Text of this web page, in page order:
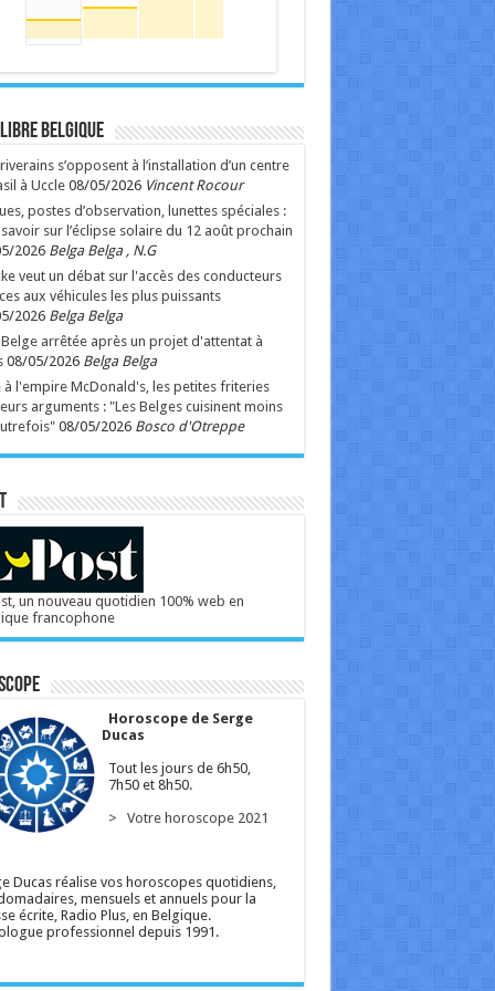
Belgique
s’opposent à l’installation d’un centre
à Uccle 08/05/2026 Vincent Rocour
postes d’observation, lunettes spéciales :
sur l’éclipse solaire du 12 août prochain
2026 Belga Belga , N.G
veut un débat sur l'accès des conducteurs
aux véhicules les plus puissants
2026 Belga Belga
arrêtée après un projet d'attentat à
08/05/2026 Belga Belga
à l'empire McDonald's, les petites friteries
arguments : "Les Belges cuisinent moins
08/05/2026 Bosco d'Otreppe
un nouveau quotidien 100% web en
francophone
Horoscope de Serge
Ducas
Tout les jours de 6h50,
7h50 et 8h50.
> Votre horoscope 2021
Ducas réalise vos horoscopes quotidiens,
mensuels et annuels pour la
écrite, Radio Plus, en Belgique.
professionnel depuis 1991.